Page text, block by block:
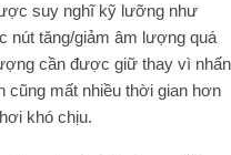
suy nghĩ kỹ lưỡng như
nút tăng/giảm âm lượng quá
cần được giữ thay vì nhấn
cũng mất nhiều thời gian hơn
khó chịu.